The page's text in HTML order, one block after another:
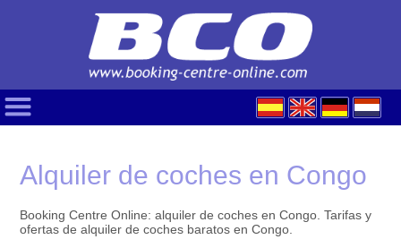
Alquiler de coches en Congo
Booking Centre Online: alquiler de coches en Congo. Tarifas y
ofertas de alquiler de coches baratos en Congo.